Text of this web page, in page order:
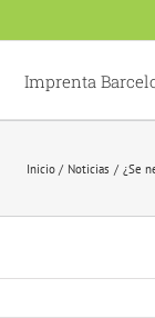
Imprenta
Inicio Noticias ¿Se